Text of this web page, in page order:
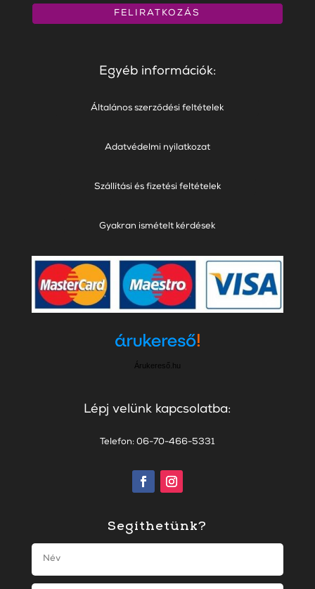
FELIRATKOZÁS
Egyéb információk:
Általános szerződési feltételek
Adatvédelmi nyilatkozat
Szállítási és fizetési feltételek
Gyakran ismételt kérdések
Árukereső.hu
Lépj velünk kapcsolatba:
Telefon: 06-70-466-5331
Segíthetünk?